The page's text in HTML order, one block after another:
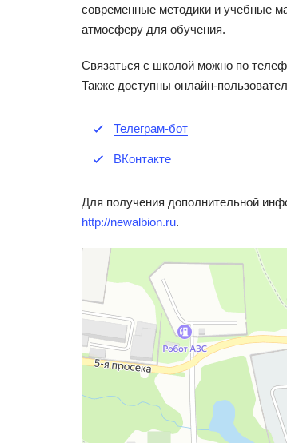
современные методики и учебные
атмосферу для обучения.
Связаться с школой можно по
Также доступны онлайн-
Телеграм-бот
ВКонтакте
Для получения дополнительной
http://newalbion.ru.